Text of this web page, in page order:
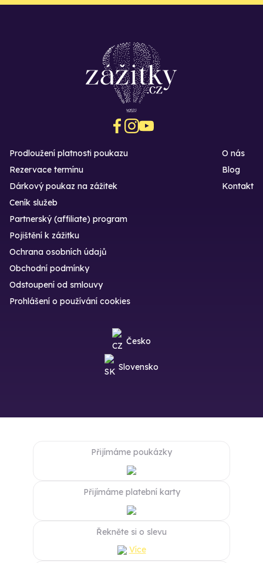
Prodloužení platnosti poukazu
Rezervace termínu
Dárkový poukaz na zážitek
O nás
Blog
Kontakt
Ceník služeb
Partnerský (affiliate) program
Pojištění k zážitku
Ochrana osobních údajů
Obchodní podmínky
Odstoupení od smlouvy
Prohlášení o používání cookies
Česko
Slovensko
Přijímáme poukázky
Přijímáme platební karty
Řekněte si o slevu
Více